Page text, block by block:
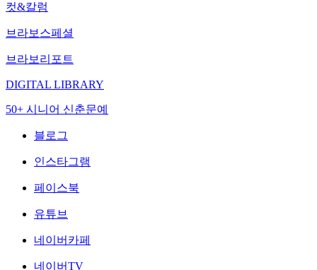
컷&칼럼
브라보스페셜
브라보리포트
DIGITAL LIBRARY
50+ 시니어 신춘문예
블로그
인스타그램
페이스북
유튜브
네이버카페
네이버TV